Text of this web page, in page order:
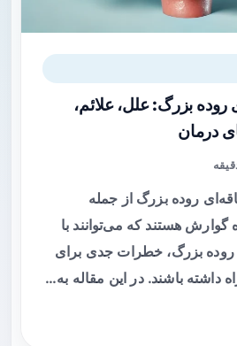
بزرگ: علل، علائم،
درمان
روده بزرگ از جمله
هستند که می‌توانند با
روده بزرگ، خطرات جدی برای
داشته باشند. در این مقاله به…